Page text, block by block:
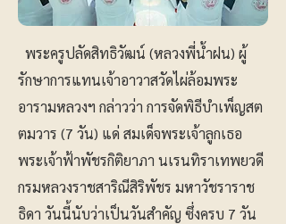
พระครูปลัดสิทธิวัฒน์ (หลวงพี่น้ำฝน) ผู้
รักษาการแทนเจ้าอาวาสวัดไผ่ล้อมพระ
อารามหลวงฯ กล่าวว่า การจัดพิธีบำเพ็ญสต
ตมวาร (7 วัน) แด่ สมเด็จพระเจ้าลูกเธอ
พระเจ้าฟ้าพัชรกิติยาภา นเรนทิราเทพยวดี
กรมหลวงราชสาริณีสิริพัชร มหาวัชราราช
ธิดา วันนี้นับว่าเป็นวันสำคัญ ซึ่งครบ 7 วัน